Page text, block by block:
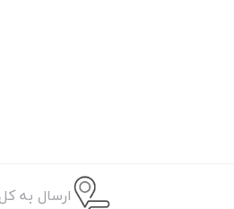
ارسال به